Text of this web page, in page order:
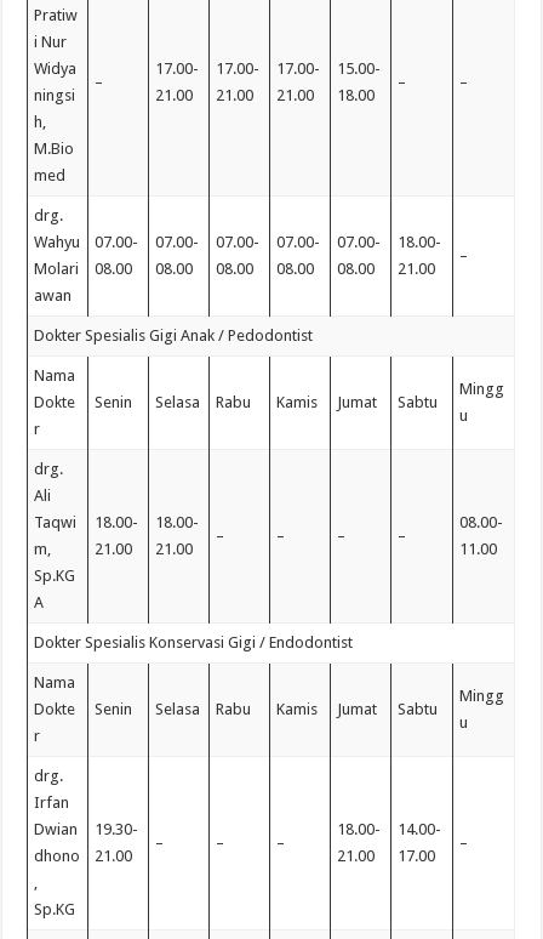
Pratiw
i Nur
Widya
ningsi
h,
M.Bio
med
–
17.00-
21.00
17.00-
21.00
17.00-
21.00
15.00-
18.00
– –
drg.
Wahyu
Molari
awan
07.00-
08.00
07.00-
08.00
07.00-
08.00
07.00-
08.00
07.00-
08.00
18.00-
21.00
–
Dokter Spesialis Gigi Anak / Pedodontist
Nama
Dokte
r
Senin Selasa Rabu Kamis Jumat Sabtu
Mingg
u
drg.
Ali
Taqwi
m,
Sp.KG
A
18.00-
21.00
18.00-
21.00
– – – –
08.00-
11.00
Dokter Spesialis Konservasi Gigi / Endodontist
Nama
Dokte
r
Senin Selasa Rabu Kamis Jumat Sabtu
Mingg
u
drg.
Irfan
Dwian
dhono
,
Sp.KG
19.30-
21.00
– – –
18.00-
21.00
14.00-
17.00
–